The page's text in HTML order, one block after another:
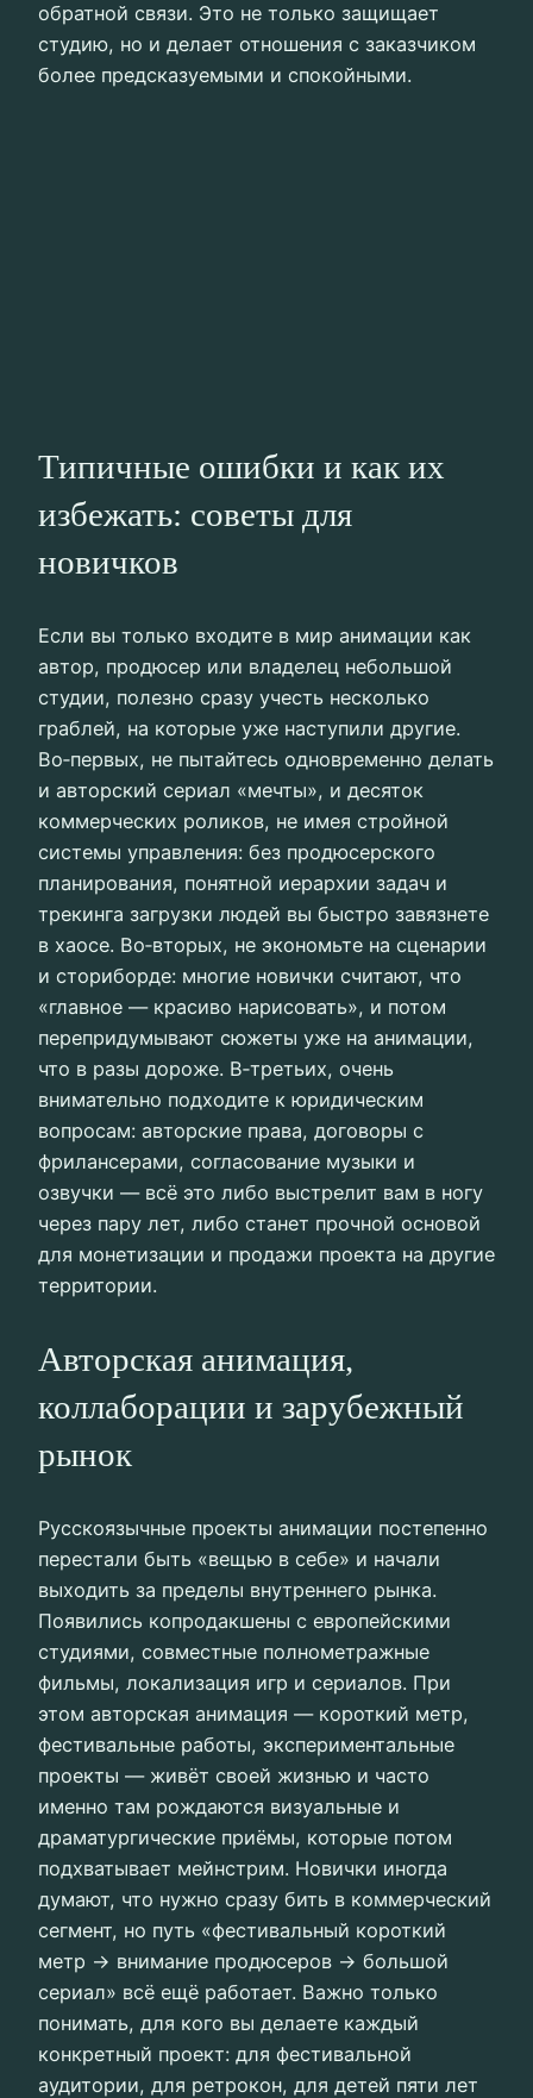
обратной связи. Это не только защищает
студию, но и делает отношения с заказчиком
более предсказуемыми и спокойными.
Типичные ошибки и как их
избежать: советы для
новичков
Если вы только входите в мир анимации как
автор, продюсер или владелец небольшой
студии, полезно сразу учесть несколько
граблей, на которые уже наступили другие.
Во‑первых, не пытайтесь одновременно делать
и авторский сериал «мечты», и десяток
коммерческих роликов, не имея стройной
системы управления: без продюсерского
планирования, понятной иерархии задач и
трекинга загрузки людей вы быстро завязнете
в хаосе. Во‑вторых, не экономьте на сценарии
и сториборде: многие новички считают, что
«главное — красиво нарисовать», и потом
перепридумывают сюжеты уже на анимации,
что в разы дороже. В‑третьих, очень
внимательно подходите к юридическим
вопросам: авторские права, договоры с
фрилансерами, согласование музыки и
озвучки — всё это либо выстрелит вам в ногу
через пару лет, либо станет прочной основой
для монетизации и продажи проекта на другие
территории.
Авторская анимация,
коллаборации и зарубежный
рынок
Русскоязычные проекты анимации постепенно
перестали быть «вещью в себе» и начали
выходить за пределы внутреннего рынка.
Появились копродакшены с европейскими
студиями, совместные полнометражные
фильмы, локализация игр и сериалов. При
этом авторская анимация — короткий метр,
фестивальные работы, экспериментальные
проекты — живёт своей жизнью и часто
именно там рождаются визуальные и
драматургические приёмы, которые потом
подхватывает мейнстрим. Новички иногда
думают, что нужно сразу бить в коммерческий
сегмент, но путь «фестивальный короткий
метр → внимание продюсеров → большой
сериал» всё ещё работает. Важно только
понимать, для кого вы делаете каждый
конкретный проект: для фестивальной
аудитории, для ретрокон, для детей пяти лет